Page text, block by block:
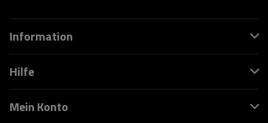
Information
Hilfe
Mein Konto